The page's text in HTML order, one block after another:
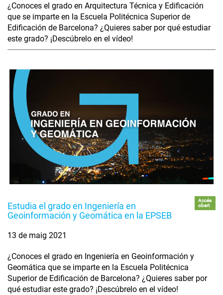
¿Conoces el grado en Arquitectura Técnica y Edificación
que se imparte en la Escuela Politécnica Superior de
Edificación de Barcelona? ¿Quieres saber por qué estudiar
este grado? ¡Descúbrelo en el vídeo!
Estudia el grado en Ingeniería en
Geoinformación y Geomática en la EPSEB
Accés
obert
13 de maig 2021
¿Conoces el grado en Ingeniería en Geoinformación y
Geomática que se imparte en la Escuela Politécnica
Superior de Edificación de Barcelona? ¿Quieres saber por
qué estudiar este grado? ¡Descúbrelo en el vídeo!